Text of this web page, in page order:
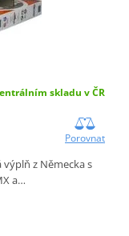
skladu v ČR
Porovnat
z Německa s
a…